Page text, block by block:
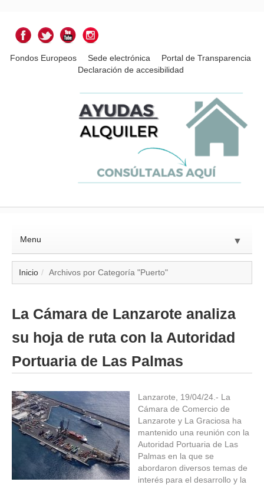
Fondos Europeos Sede electrónica
Portal de Transparencia
Declaración de accesibilidad
Menu ▼
▼
▼
Inicio Archivos por Categoría "Puerto"
La Cámara de Lanzarote analiza
su hoja de ruta con la Autoridad
Portuaria de Las Palmas
Lanzarote, 19/04/24.- La
Cámara de Comercio de
Lanzarote y La Graciosa ha
mantenido una reunión con la
Autoridad Portuaria de Las
Palmas en la que se
abordaron diversos temas de
interés para el desarrollo y la